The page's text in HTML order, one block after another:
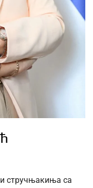
стручњакиња са